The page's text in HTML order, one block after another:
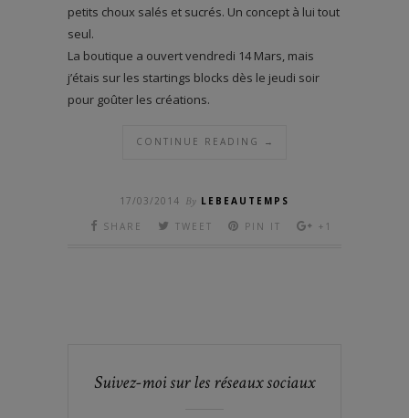
petits choux salés et sucrés. Un concept à lui tout
seul.
La boutique a ouvert vendredi 14 Mars, mais
j’étais sur les startings blocks dès le jeudi soir
pour goûter les créations.
CONTINUE READING →
17/03/2014 By LEBEAUTEMPS
SHARE
TWEET PIN IT +1
Suivez-moi sur les réseaux sociaux